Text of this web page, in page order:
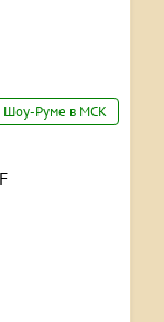
Шоу-Руме в МСК